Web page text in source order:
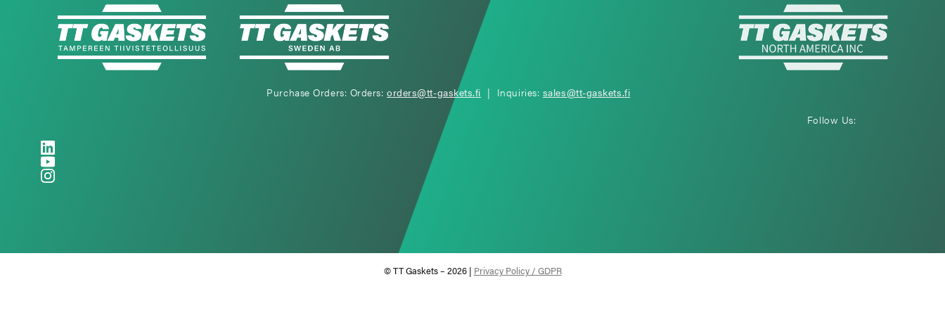
Purchase Orders: Orders:orders@tt-gaskets.fi | Inquiries: sales@tt-gaskets.fi
Follow Us:
© TT Gaskets – 2026 | Privacy Policy / GDPR